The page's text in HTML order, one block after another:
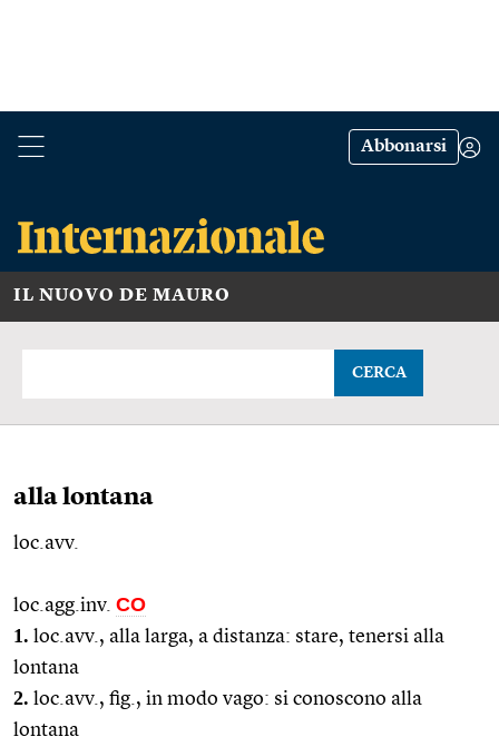
Abbonarsi
IL NUOVO DE MAURO
CERCA
alla lontana
loc.avv.
loc.agg.inv. CO
1. loc.avv. , alla larga, a distanza: stare, tenersi alla
lontana
2. loc.avv. , fig. , in modo vago: si conoscono alla
lontana